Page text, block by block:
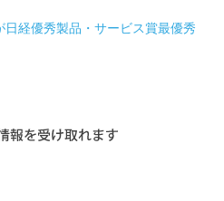
経優秀製品・サービス賞最優秀